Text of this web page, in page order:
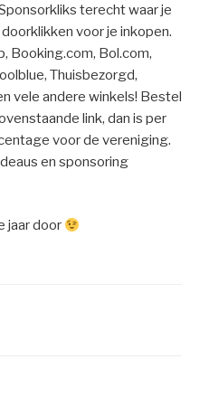
terecht waar je
voor je inkopen.
Booking.com, Bol.com,
Thuisbezorgd,
vele andere winkels! Bestel
link, dan is per
voor de vereniging.
en sponsoring
jaar door